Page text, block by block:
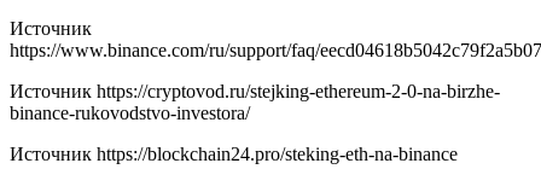
Источник
https://www.binance.com/ru/support/faq/
Источник https://cryptovod.ru/stejking-ethereum-2-0-na-birzhe-
binance-rukovodstvo-investora/
Источник https://blockchain24.pro/steking-eth-na-binance